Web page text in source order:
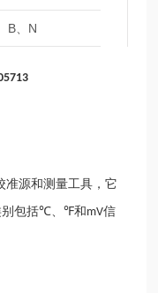
B、N
准源和测量工具，它
包括℃ 、℉和 mV信